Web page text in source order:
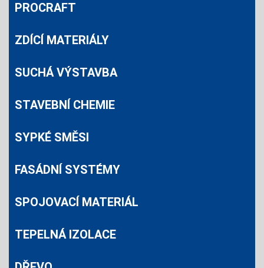
PROCRAFT
ZDÍCÍ MATERIÁLY
SUCHÁ VÝSTAVBA
STAVEBNÍ CHEMIE
SYPKÉ SMĚSI
FASÁDNÍ SYSTÉMY
SPOJOVACÍ MATERIÁL
TEPELNÁ IZOLACE